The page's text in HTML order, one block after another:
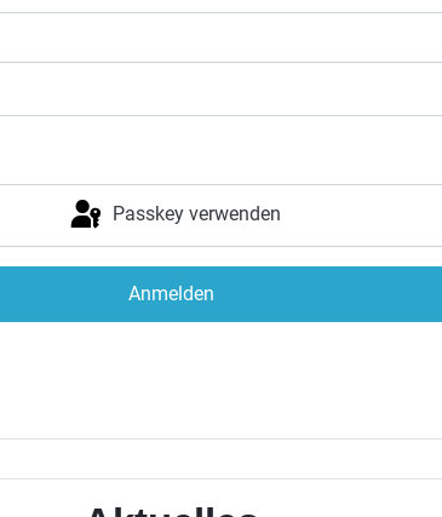
Passkey verwenden
Anmelden